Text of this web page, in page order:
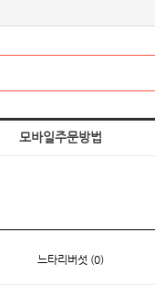
모바일주문방법
느타리버섯 (0)